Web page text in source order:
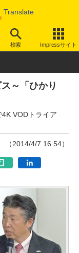
Translate
検索 Impressサイト
ス 画像/動画
～「ひかり
VODトライア
（2014/4/7 16:54）